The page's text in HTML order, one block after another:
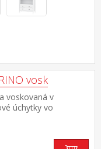
vosk
voskovaná v
úchytky vo
mosadz dvoje
štyri police